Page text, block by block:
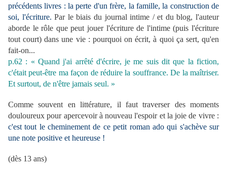
précédents livres : la perte d'un frère, la famille, la construction de
soi, l'écriture. Par le biais du journal intime / et du blog, l'auteur
aborde le rôle que peut jouer l'écriture de l'intime (puis l'écriture
tout court) dans une vie : pourquoi on écrit, à quoi ça sert, qu'en
fait-on...
p.62 : « Quand j'ai arrêté d'écrire, je me suis dit que la fiction,
c'était peut-être ma façon de réduire la souffrance. De la maîtriser.
Et surtout, de n'être jamais seul. »
Comme souvent en littérature, il faut traverser des moments
douloureux pour apercevoir à nouveau l'espoir et la joie de vivre :
c'est tout le cheminement de ce petit roman ado qui s'achève sur
une note positive et heureuse !
(dès 13 ans)